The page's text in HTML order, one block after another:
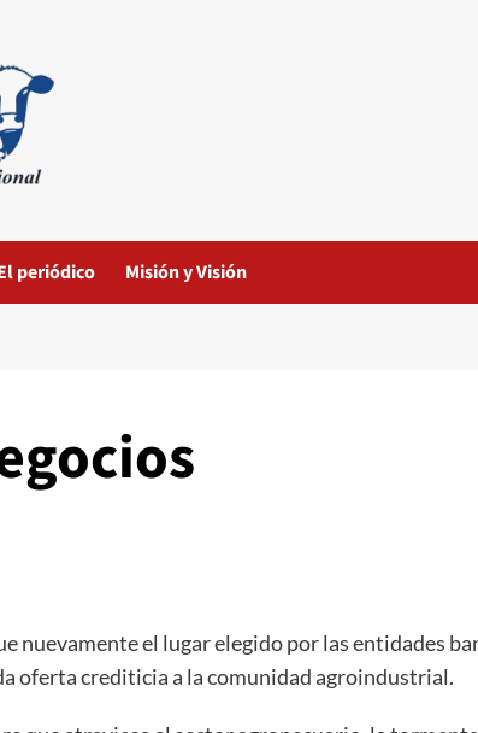
periódico Misión y Visión
nuevamente el lugar elegido por las entidades
oferta crediticia a la comunidad agroindustrial.